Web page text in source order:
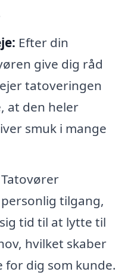
Efter din
give dig råd
tatoveringen
at den heler
smuk i mange
Tatovører
tilgang,
tid til at lytte til
hvilket skaber
for dig som kunde.